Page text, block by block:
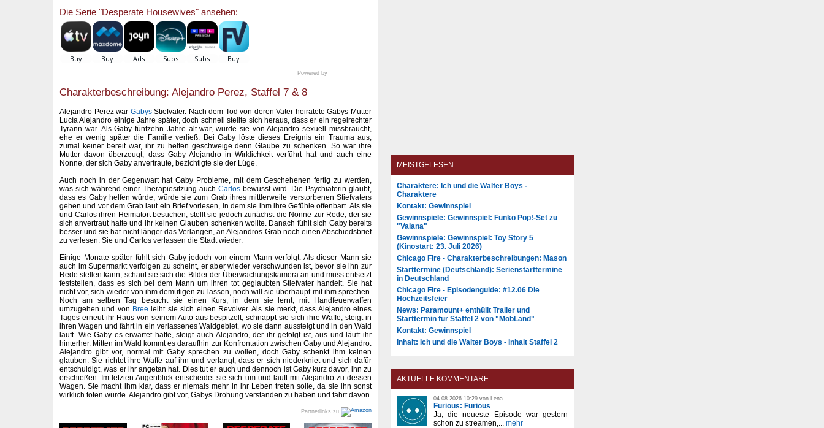
Die Serie "Desperate Housewives" ansehen:
Powered by
Charakterbeschreibung: Alejandro Perez, Staffel 7 & 8
Alejandro Perez war GabysStiefvater. Nach dem Tod von deren Vater heiratete Gabys Mutter
Lucía Alejandro einige Jahre später, doch schnell stellte sich heraus, dass er ein regelrechter
Tyrann war. Als Gaby fünfzehn Jahre alt war, wurde sie von Alejandro sexuell missbraucht,
ehe er wenig später die Familie verließ. Bei Gaby löste dieses Ereignis ein Trauma aus,
zumal keiner bereit war, ihr zu helfen geschweige denn Glaube zu schenken. So war ihre
Mutter davon überzeugt, dass Gaby Alejandro in Wirklichkeit verführt hat und auch eine
Nonne, der sich Gaby anvertraute, bezichtigte sie der Lüge.
Auch noch in der Gegenwart hat Gaby Probleme, mit dem Geschehenen fertig zu werden,
was sich während einer Therapiesitzung auch Carlos bewusst wird. Die Psychiaterin glaubt,
dass es Gaby helfen würde, würde sie zum Grab ihres mittlerweile verstorbenen Stiefvaters
gehen und vor dem Grab laut ein Brief vorlesen, in dem sie ihm ihre Gefühle offenbart. Als sie
und Carlos ihren Heimatort besuchen, stellt sie jedoch zunächst die Nonne zur Rede, der sie
sich anvertraut hatte und ihr keinen Glauben schenken wollte. Danach fühlt sich Gaby bereits
besser und sie hat nicht länger das Verlangen, an Alejandros Grab noch einen Abschiedsbrief
zu verlesen. Sie und Carlos verlassen die Stadt wieder.
Einige Monate später fühlt sich Gaby jedoch von einem Mann verfolgt. Als dieser Mann sie
auch im Supermarkt verfolgen zu scheint, er aber wieder verschwunden ist, bevor sie ihn zur
Rede stellen kann, schaut sie sich die Bilder der Überwachungskamera an und muss entsetzt
feststellen, dass es sich bei dem Mann um ihren tot geglaubten Stiefvater handelt. Sie hat
nicht vor, sich wieder von ihm demütigen zu lassen, noch will sie überhaupt mit ihm sprechen.
Noch am selben Tag besucht sie einen Kurs, in dem sie lernt, mit Handfeuerwaffen
umzugehen und von Bree leiht sie sich einen Revolver. Als sie merkt, dass Alejandro eines
Tages erneut ihr Haus von seinem Auto aus bespitzelt, schnappt sie sich ihre Waffe, steigt in
ihren Wagen und fährt in ein verlassenes Waldgebiet, wo sie dann aussteigt und in den Wald
läuft. Wie Gaby es erwartet hatte, steigt auch Alejandro, der ihr gefolgt ist, aus und läuft ihr
hinterher. Mitten im Wald kommt es daraufhin zur Konfrontation zwischen Gaby und Alejandro.
Alejandro gibt vor, normal mit Gaby sprechen zu wollen, doch Gaby schenkt ihm keinen
glauben. Sie richtet ihre Waffe auf ihn und verlangt, dass er sich niederkniet und sich dafür
entschuldigt, was er ihr angetan hat. Dies tut er auch und dennoch ist Gaby kurz davor, ihn zu
erschießen. Im letzten Augenblick entscheidet sie sich um und läuft mit Alejandro zu dessen
Wagen. Sie macht ihm klar, dass er niemals mehr in ihr Leben treten solle, da sie ihn sonst
wirklich töten würde. Alejandro gibt vor, Gabys Drohung verstanden zu haben und fährt davon.
Partnerlinks zu
MEISTGELESEN
Charaktere: Ich und die Walter Boys -
Charaktere
Kontakt: Gewinnspiel
Gewinnspiele: Gewinnspiel: Funko Pop!-Set zu
"Vaiana"
Gewinnspiele: Gewinnspiel: Toy Story 5
(Kinostart: 23. Juli 2026)
Chicago Fire - Charakterbeschreibungen: Mason
Starttermine (Deutschland): Serienstarttermine
in Deutschland
Chicago Fire - Episodenguide: #12.06 Die
Hochzeitsfeier
News: Paramount+ enthüllt Trailer und
Starttermin für Staffel 2 von "MobLand"
Kontakt: Gewinnspiel
Inhalt: Ich und die Walter Boys - Inhalt Staffel 2
AKTUELLE KOMMENTARE
04.08.2026 10:29 von Lena
Furious: Furious
Ja, die neueste Episode war gestern
schon zu streamen,... mehr